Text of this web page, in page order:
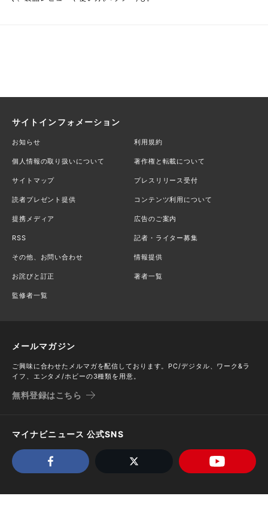
サイトインフォメーション
お知らせ 利用規約
個人情報の取り扱いについて 著作権と転載について
サイトマップ プレスリリース受付
読者プレゼント提供 コンテンツ利用について
提携メディア 広告のご案内
RSS 記者・ライター募集
その他、お問い合わせ 情報提供
お詫びと訂正 著者一覧
監修者一覧
メールマガジン
ご興味に合わせたメルマガを配信しております。PC/デジタル、ワーク&ラ
イフ、エンタメ/ホビーの3種類を用意。
無料登録はこちら
マイナビニュース 公式SNS